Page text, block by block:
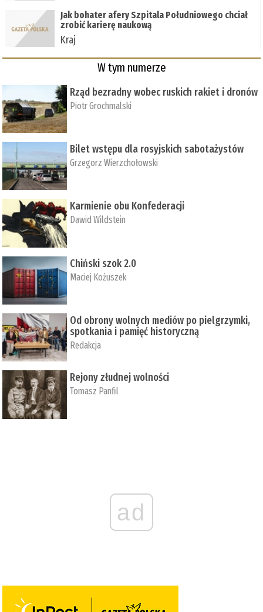
Jak bohater afery Szpitala Południowego chciał
zrobić karierę naukową
Kraj
W tym numerze
Rząd bezradny wobec ruskich rakiet i dronów
Piotr Grochmalski
Bilet wstępu dla rosyjskich sabotażystów
Grzegorz Wierzchołowski
Karmienie obu Konfederacji
Dawid Wildstein
Chiński szok 2.0
Maciej Kożuszek
Od obrony wolnych mediów po pielgrzymki,
spotkania i pamięć historyczną
Redakcja
Rejony złudnej wolności
Tomasz Panfil
ad